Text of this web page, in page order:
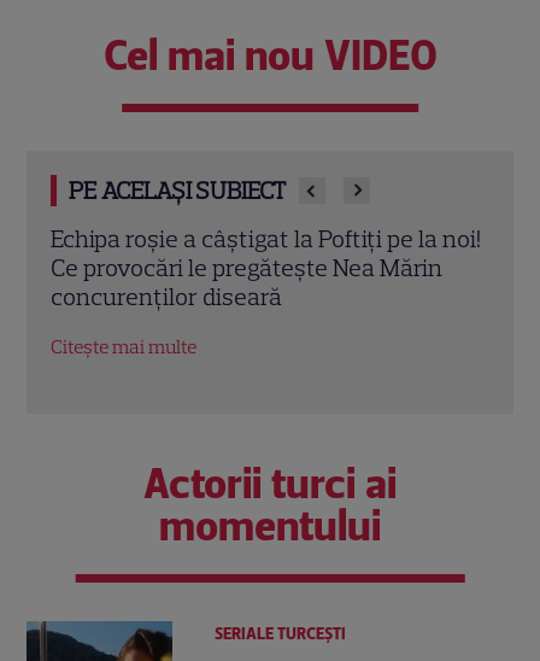
Cel mai nou VIDEO
PE ACELAȘI SUBIECT
Iuliana Pepene, despre viața la ora 3
dimineața: „Nu este întotdeauna ușor”.
Ce sacrificii face prezentatoarea
Actorii turci ai
momentului
SERIALE TURCEŞTI